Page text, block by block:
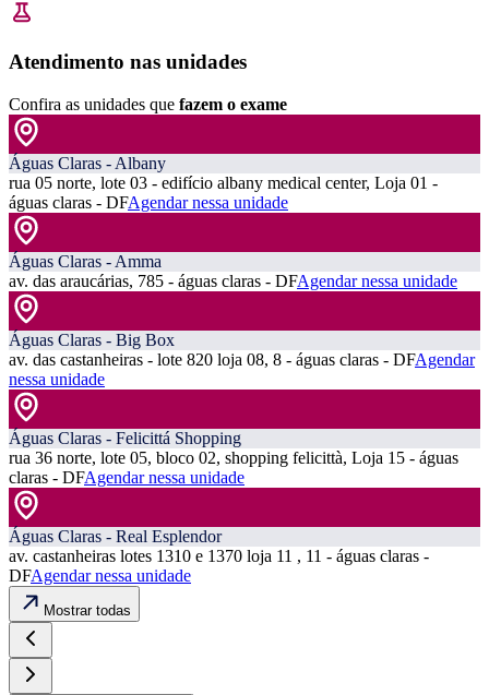
Atendimento nas unidades
Confira as unidades que fazem o exame
Águas Claras - Albany
rua 05 norte, lote 03 - edifício albany medical center, Loja 01 -
águas claras - DFAgendar nessa unidade
Águas Claras - Amma
av. das araucárias, 785 - águas claras - DFAgendar nessa unidade
Águas Claras - Big Box
av. das castanheiras - lote 820 loja 08, 8 - águas claras - DFAgendar
nessa unidade
Águas Claras - Felicittá Shopping
rua 36 norte, lote 05, bloco 02, shopping felicittà, Loja 15 - águas
claras - DFAgendar nessa unidade
Águas Claras - Real Esplendor
av. castanheiras lotes 1310 e 1370 loja 11 , 11 - águas claras -
DFAgendar nessa unidade
Mostrar todas